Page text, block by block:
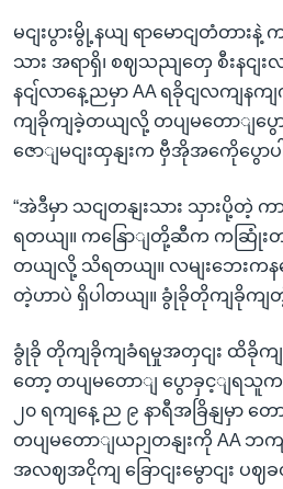
မငျးပွားမွို့နယျ ရာမောငျတံတားနဲ့
သား အရာရှိ၊ စဈသညျတှေ စီးနငျ
နငျ်လာနေ့ညမှာ AA ရခိုငျလကျန
ကျခိုကျခဲ့တယျလို့ တပျမတောျပွော
ဇောျမငျးထှနျးက ဗှီအိုအကေိုပွောပ
“အဲဒီမှာ သငျတနျးသား သှားပို့တဲ့
ရတယျ။ ကနြောျတို့ဆီက ကဆြုံးတ
တယျလို့ သိရတယျ။ လမျးဘေးကန
တဲ့ဟာပဲ ရှိပါတယျ။ ခွုံခိုတိုကျခိုကျတဲ့
ခွုံခို တိုကျခိုကျခံရမှုအတှငျး ထိခို
တော့ တပျမတောျ ပွောခှင့ျရသူက
၂၀ ရကျနေ့ ည ၉ နာရီအခြိနျမှာ တ
တပျမတောျယဉျတနျးကို AA ဘကျ
အလဈအငိုကျ ခြောငျးမွောငျး ပဈ